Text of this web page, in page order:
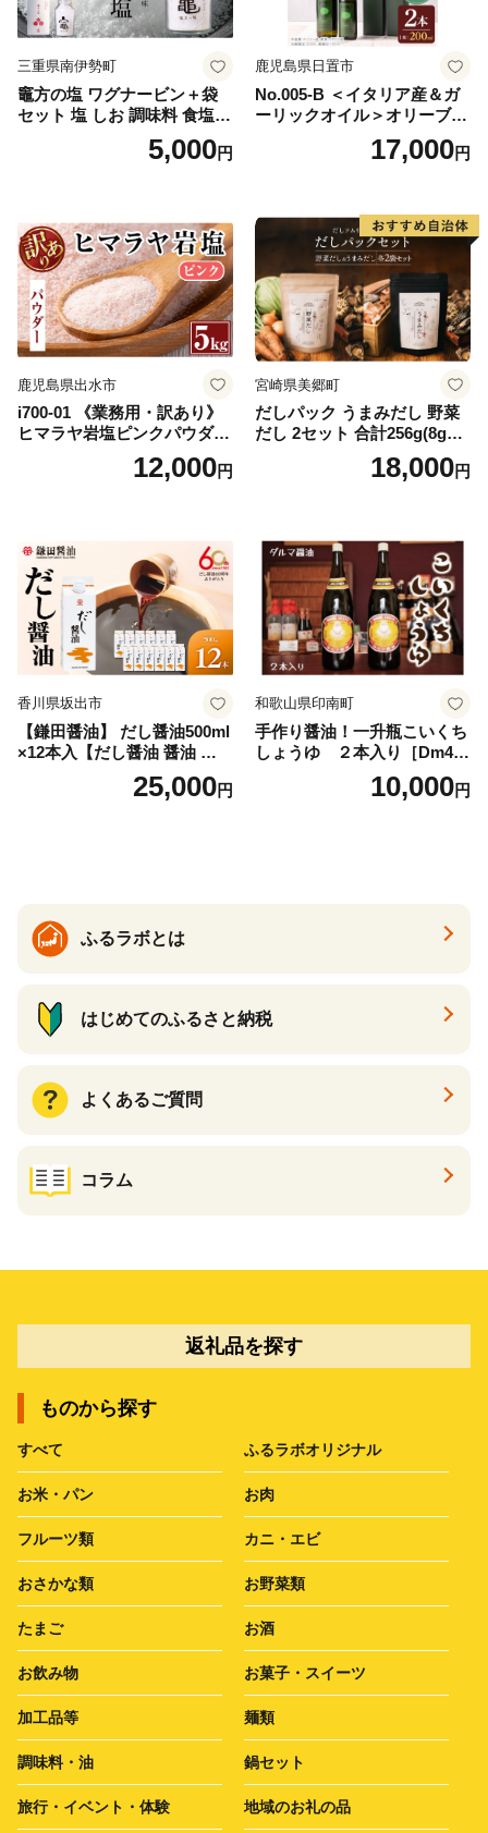
三重県南伊勢町
竈方の塩 ワグナービン＋袋
セット 塩 しお 調味料 食塩
天然 ミネラル 調味料 ソルト
salt 料理 味付 おにぎり 三重
5,000円
鹿児島県日置市
No.005-B ＜イタリア産＆ガ
ーリックオイル＞オリーブオ
イルセット(200ml×2本) 日置
市 特産品 調味料 油 エキスト
ブ】
17,000円
鹿児島県出水市
i700-01 《業務用・訳あり》
ヒマラヤ岩塩ピンクパウダー
タイプ(5kg) 岩塩 塩 調味料
しお 保存料不使用 天然 パウ
ティースマイル】
12,000円
宮崎県美郷町
だしパック うまみだし 野菜
だし 2セット 合計256g(8g×8
パック×2種×2セット) [岡田商
店 宮崎県 美郷町 31ac0069]
18,000円
香川県坂出市
【鎌田醤油】 だし醤油500ml
×12本入【だし醤油 醤油 人気
おすすめ 人気だし醤油 出汁
25,000円
和歌山県印南町
手作り醤油！一升瓶こいくち
しょうゆ ２本入り［Dm4］
｜手作り 醤油 和歌山県 印南
町 一升瓶 こいくちしょうゆ
10,000円
ふるラボとは
はじめてのふるさと納税
よくあるご質問
コラム
返礼品を探す
ものから探す
すべて ふるラボオリジナル
お米・パン お肉
フルーツ類 カニ・エビ
おさかな類 お野菜類
たまご お酒
お飲み物 お菓子・スイーツ
加工品等 麺類
調味料・油 鍋セット
旅行・イベント・体験 地域のお礼の品